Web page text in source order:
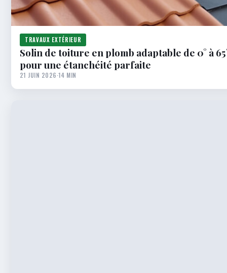
TRAVAUX EXTÉRIEUR
Solin de toiture en plomb adaptable de 0° à
pour une étanchéité parfaite
21 JUIN 2026·14 MIN